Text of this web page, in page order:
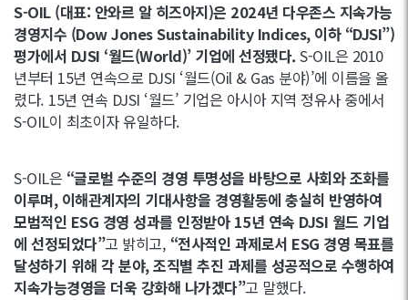
S-OIL (대표: 안와르 알 히즈아지)은 2024년 다우존스 지속가능
경영지수 (Dow Jones Sustainability Indices, 이하 “DJSI”)
평가에서 DJSI ‘월드(World)’ 기업에 선정됐다. S-OIL은 2010
년부터 15년 연속으로 DJSI ‘월드(Oil & Gas 분야)’에 이름을 올
렸다. 15년 연속 DJSI ‘월드’ 기업은 아시아 지역 정유사 중에서
S-OIL이 최초이자 유일하다.
S-OIL은 “글로벌 수준의 경영 투명성을 바탕으로 사회와 조화를
이루며, 이해관계자의 기대사항을 경영활동에 충실히 반영하여
모범적인 ESG 경영 성과를 인정받아 15년 연속 DJSI 월드 기업
에 선정되었다”고 밝히고, “전사적인 과제로서 ESG 경영 목표를
달성하기 위해 각 분야, 조직별 추진 과제를 성공적으로 수행하여
지속가능경영을 더욱 강화해 나가겠다”고 말했다.